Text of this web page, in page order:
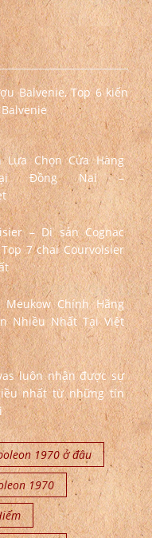
Balvenie, Top 6 kiến
Chọn Cửa Hàng
Đồng Nai –
– Di sản Cognac
7 chai Courvoisier
Chính Hãng
Nhiều Nhất Tại Việt
luôn nhận được sự
nhất từ những tín
1970 ở đâu
1970